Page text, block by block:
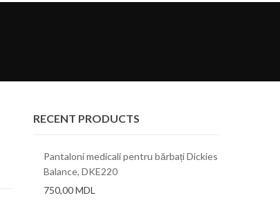
RECENT PRODUCTS
Pantaloni medicali pentru bărbați Dickies
Balance, DKE220
750,00MDL